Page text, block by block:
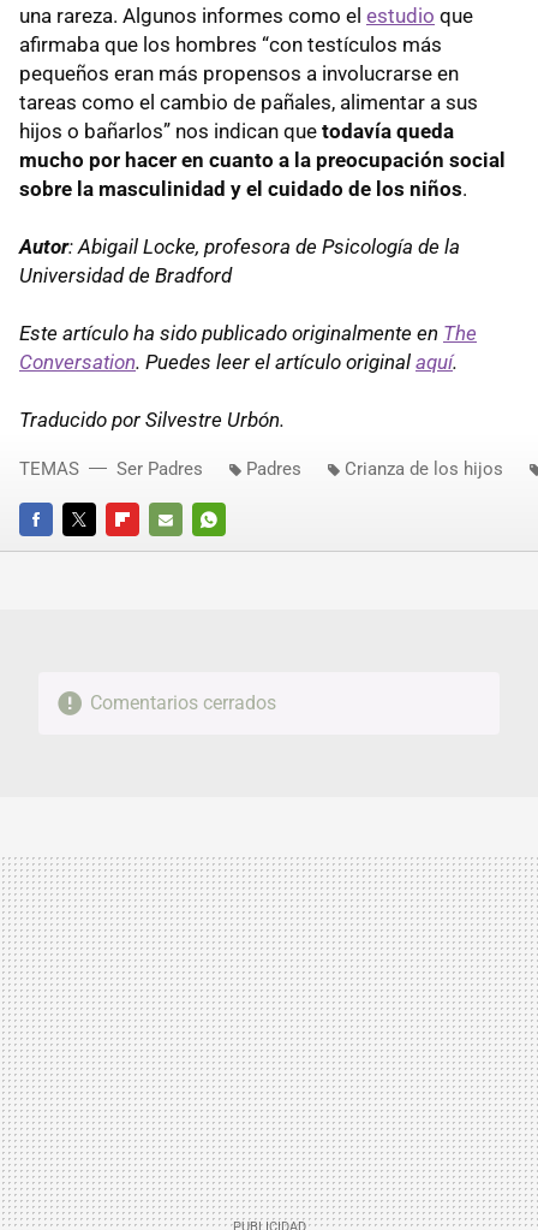
una rareza. Algunos informes como el estudio que
afirmaba que los hombres “con testículos más
pequeños eran más propensos a involucrarse en
tareas como el cambio de pañales, alimentar a sus
hijos o bañarlos” nos indican que todavía queda
mucho por hacer en cuanto a la preocupación social
sobre la masculinidad y el cuidado de los niños.
Autor: Abigail Locke, profesora de Psicología de la
Universidad de Bradford
Este artículo ha sido publicado originalmente en The
Conversation. Puedes leer el artículo original aquí.
Traducido por Silvestre Urbón.
FACEBOOKTWITTERFLIPBOARD
E-
WHATSAPP
TEMAS Ser Padres Padres Crianza de los hijos
Comentarios cerrados